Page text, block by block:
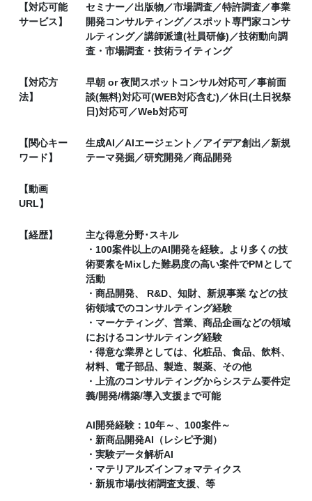
【対応可能
サービス】
セミナー／出版物／市場調査／特許調査／事業
開発コンサルティング／スポット専門家コンサ
ルティング／講師派遣(社員研修)／技術動向調
査・市場調査・技術ライティング
【対応方
法】
早朝 or 夜間スポットコンサル対応可／事前面
談(無料)対応可(WEB対応含む)／休日(土日祝祭
日)対応可／Web対応可
【関心キー
ワード】
生成AI／AIエージェント／アイデア創出／新規
テーマ発掘／研究開発／商品開発
【動画
URL】
【経歴】
主な得意分野･スキル
・100案件以上のAI開発を経験。より多くの技
術要素をMixした難易度の高い案件でPMとして
活動
・商品開発、 R&D、知財、新規事業 などの技
術領域でのコンサルティング経験
・マーケティング、営業、商品企画などの領域
におけるコンサルティング経験
・得意な業界としては、化粧品、食品、飲料、
材料、電子部品、製造、製薬、その他
・上流のコンサルティングからシステム要件定
義/開発/構築/導入支援まで可能
AI開発経験：10年～、100案件～
・新商品開発AI（レシピ予測）
・実験データ解析AI
・マテリアルズインフォマティクス
・新規市場/技術調査支援、等